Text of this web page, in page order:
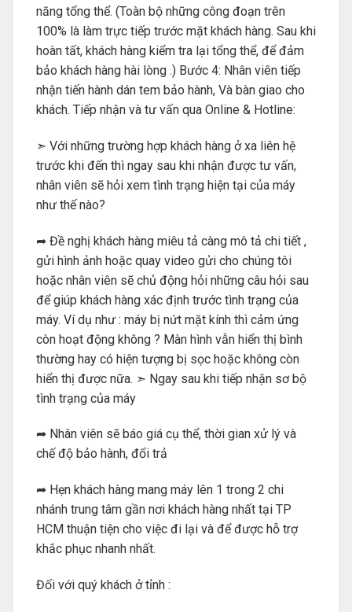
năng tổng thể. (Toàn bộ những công đoạn trên
100% là làm trực tiếp trước mặt khách hàng. Sau khi
hoàn tất, khách hàng kiểm tra lại tổng thể, để đảm
bảo khách hàng hài lòng .) Bước 4: Nhân viên tiếp
nhận tiến hành dán tem bảo hành, Và bàn giao cho
khách. Tiếp nhận và tư vấn qua Online & Hotline:
➣ Với những trường hợp khách hàng ở xa liên hệ
trước khi đến thì ngay sau khi nhận được tư vấn,
nhân viên sẽ hỏi xem tình trạng hiện tại của máy
như thế nào?
➦ Đề nghị khách hàng miêu tả càng mô tả chi tiết ,
gửi hình ảnh hoặc quay video gửi cho chúng tôi
hoặc nhân viên sẽ chủ động hỏi những câu hỏi sau
để giúp khách hàng xác định trước tình trạng của
máy. Ví dụ như : máy bị nứt mặt kính thì cảm ứng
còn hoạt động không ? Màn hình vẫn hiển thị bình
thường hay có hiện tượng bị sọc hoặc không còn
hiển thị được nữa. ➣ Ngay sau khi tiếp nhận sơ bộ
tình trạng của máy
➦ Nhân viên sẽ báo giá cụ thể, thời gian xử lý và
chế độ bảo hành, đổi trả
➦ Hẹn khách hàng mang máy lên 1 trong 2 chi
nhánh trung tâm gần nơi khách hàng nhất tại TP
HCM thuận tiện cho việc đi lại và để được hỗ trợ
khắc phục nhanh nhất.
Đối với quý khách ở tỉnh :